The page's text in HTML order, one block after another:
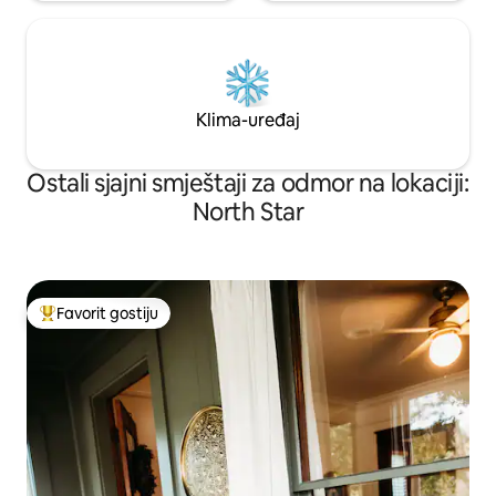
Klima-uređaj
Ostali sjajni smještaji za odmor na lokaciji:
North Star
Glavni favorit gostiju
Favorit gostiju